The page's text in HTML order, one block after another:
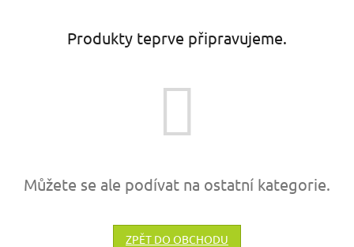
Produkty teprve připravujeme.
Můžete se ale podívat na ostatní kategorie.
ZPĚT DO OBCHODU